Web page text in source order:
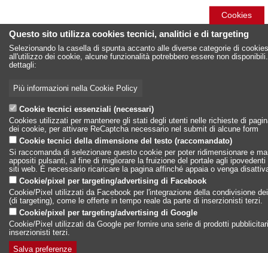
Cookies
Questo sito utilizza cookies tecnici, analitici e di targeting
Selezionando la casella di spunta accanto alle diverse categorie di
all'utilizzo dei cookie, alcune funzionalità potrebbero essere non
dettagli:
Più informazioni nella Cookie Policy
Cookie tecnici essenziali (necessari)
Cookies utilizzati per mantenere gli stati degli utenti nelle richieste di
dei cookie, per attivare ReCaptcha necessario nel submit di alcune form
Cookie tecnici della dimensione del testo (raccomandato)
Si raccomanda di selezionare questo cookie per poter ridimensionare e
appositi pulsanti, al fine di migliorare la fruizione del portale agli
siti web. È necessario ricaricare la pagina affinché appaia o venga
Cookie/pixel per targeting/advertising di Facebook
Cookie/Pixel utilizzati da Facebook per l'integrazione della condivisione
(di targeting), come le offerte in tempo reale da parte di inserzionisti terzi.
Cookie/pixel per targeting/advertising di Google
Cookie/Pixel utilizzati da Google per fornire una serie di prodotti
inserzionisti terzi.
Salva preferenze